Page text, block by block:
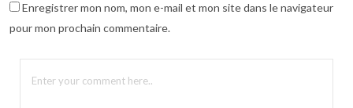
Enregistrer mon nom, mon e-mail et mon site dans le navigateur
pour mon prochain commentaire.